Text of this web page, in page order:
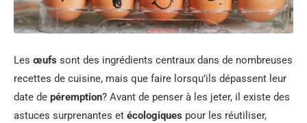
Les œufs sont des ingrédients centraux dans de nombreuses
recettes de cuisine, mais que faire lorsqu’ils dépassent leur
date de péremption? Avant de penser à les jeter, il existe des
astuces surprenantes et écologiques pour les réutiliser,